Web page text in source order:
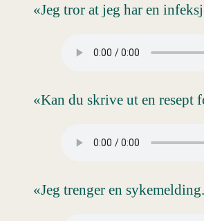
«Jeg tror at jeg har en
«Kan du skrive ut en resept
«Jeg trenger en